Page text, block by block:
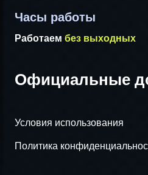
Часы работы
Работаем без выходных
Официальные
Условия использования
Политика